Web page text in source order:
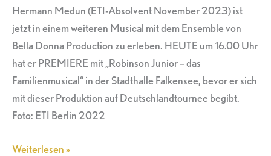
Hermann Medun (ETI-Absolvent November 2023) ist
jetzt in einem weiteren Musical mit dem Ensemble von
Bella Donna Production zu erleben. HEUTE um 16.00 Uhr
hat er PREMIERE mit „Robinson Junior – das
Familienmusical“ in der Stadthalle Falkensee, bevor er sich
mit dieser Produktion auf Deutschlandtournee begibt.
Foto: ETI Berlin 2022
Premiere
Weiterlesen »